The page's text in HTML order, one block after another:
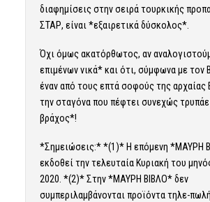
διαφημίσεις στην σειρά τουρκικής
ΣΤΑΡ, είναι *εξαιρετικά δύσκολος*.
Όχι όμως ακατόρθωτος, αν
επιμένων νικά* και ότι, σύμφωνα με τον
έναν από τους επτά σοφούς της αρχαίας
την σταγόνα που πέφτει συνεχώς
βράχος*!
*Σημειώσεις:* *(1)* Η επόμενη *ΜΑΥΡΗ
εκδοθεί την τελευταία Κυριακή του
2020. *(2)* Στην *ΜΑΥΡΗ ΒΙΒΛΟ* δεν
συμπεριλαμβάνονται προϊόντα τηλε-